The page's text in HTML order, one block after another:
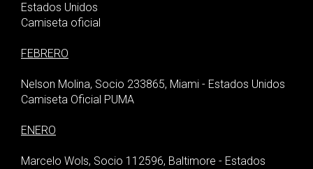
Estados Unidos
Camiseta oficial
FEBRERO
Nelson Molina, Socio 233865, Miami - Estados Unidos
Camiseta Oficial PUMA
ENERO
Marcelo Wols, Socio 112596, Baltimore - Estados